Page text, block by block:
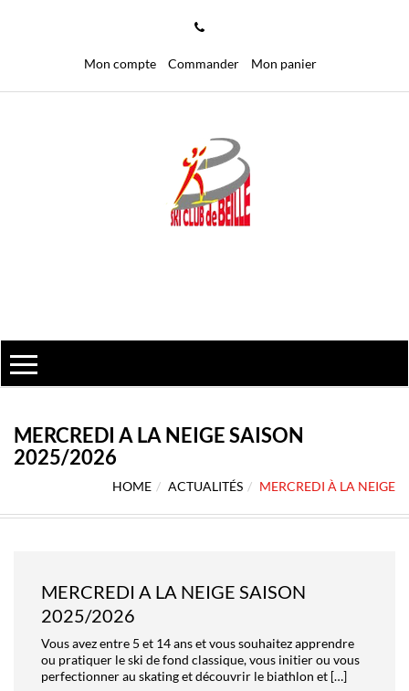
Mon compte Commander Mon panier
MERCREDI A LA NEIGE SAISON
2025/2026
HOME ACTUALITÉS MERCREDI À LA NEIGE
MERCREDI A LA NEIGE SAISON
2025/2026
Vous avez entre 5 et 14 ans et vous souhaitez apprendre
ou pratiquer le ski de fond classique, vous initier ou vous
perfectionner au skating et découvrir le biathlon et […]